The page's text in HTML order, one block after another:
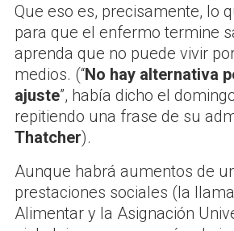
Que eso es, precisamente, lo
para que el enfermo termine
aprenda que no puede vivir
medios. (“No hay alternativa
ajuste”, había dicho el
repitiendo una frase de su
Thatcher).
Aunque habrá aumentos de
prestaciones sociales (la
Alimentar y la Asignación